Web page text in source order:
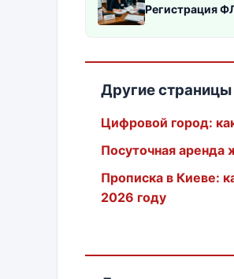
Регистрация
Другие страницы
Цифровой город:
Посуточная аренда
Прописка в Киеве:
2026 году